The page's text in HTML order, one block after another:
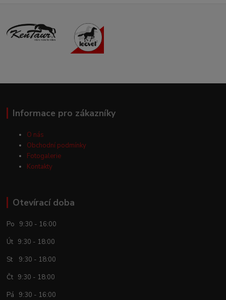
Informace pro zákazníky
O nás
Obchodní podmínky
Fotogalerie
Kontakty
Otevírací doba
Po 9:30 - 16:00
Út 9:30 - 18:00
St 9:30 - 18:00
Čt 9:30 - 18:00
Pá 9:30 - 16:00